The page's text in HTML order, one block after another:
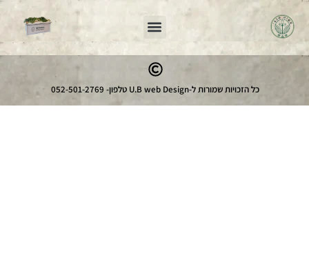
כל הזכויות שמורות ל-U.B web Design טלפון- 052-501-2769